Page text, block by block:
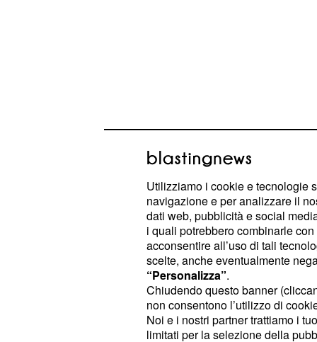
Ancora non sembra ben chiaro
disegnare Cassani e su quale
battuta.
Nibali: ‘Sto bene ma
super’
L’uscita di scena di Fabio Aru, che
Utilizziamo i cookie e tecnologie
navigazione e per analizzare il
dati web, pubblicità e social
i quali potrebbero combinarle
acconsentire all’uso di tali
scelte, anche eventualmente
“Personalizza”.
Chiudendo questo banner
non consentono l’utilizzo di
Noi e i nostri partner trattiamo i
limitati per la selezione della